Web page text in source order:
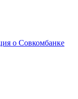
о Совкомбанке